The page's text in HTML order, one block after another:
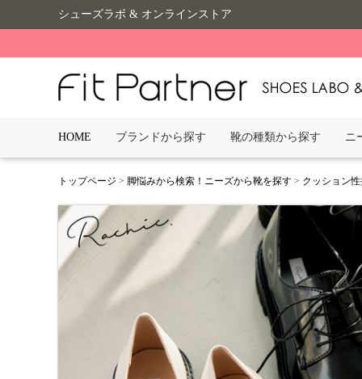
シューズラボ & オンラインストア
HOME ブランドから探す 靴の種類から探す ニ
トップページ > 脚悩みから検索！ニーズから靴を探す > クッション